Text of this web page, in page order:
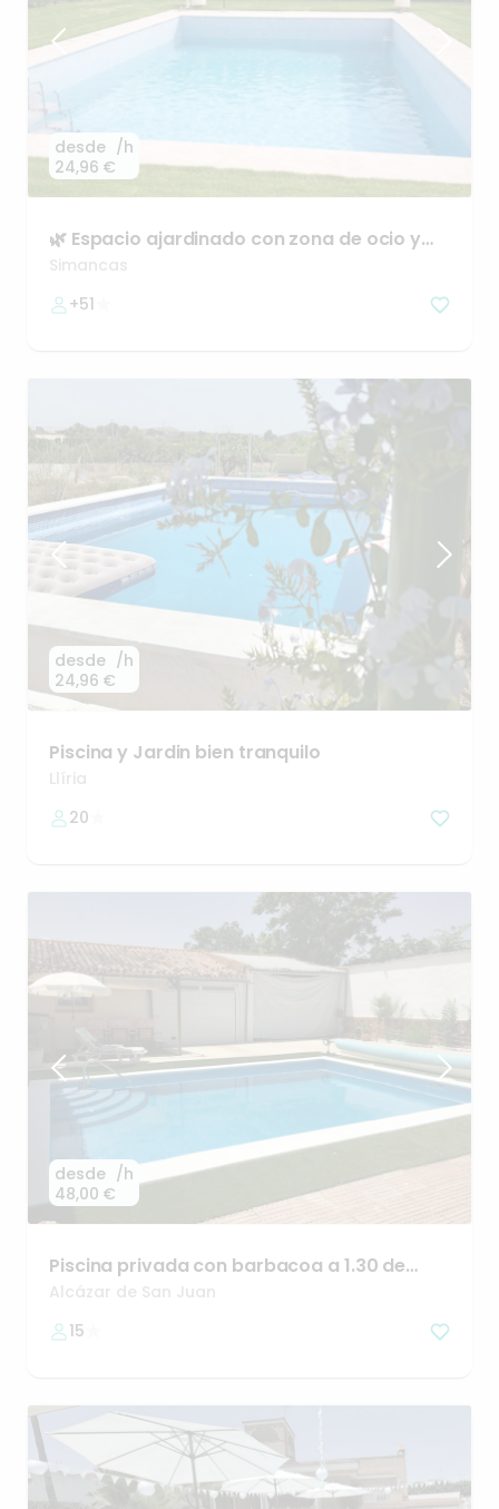
desde
24,96 €
/h
🌿 Espacio ajardinado con zona de ocio y
terrazacubierta
Simancas
+51
desde
24,96 €
/h
Piscina y Jardin bien tranquilo
Llíria
20
desde
48,00 €
/h
Piscina privada con barbacoa a 1.30 de
Madrid
Alcázar de San Juan
15